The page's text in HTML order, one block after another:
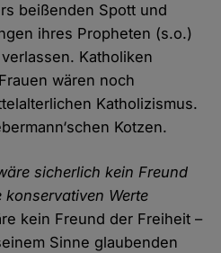
beißenden Spott und
ihres Propheten (s.o.)
Katholiken
wären noch
Katholizismus.
Kotzen.
sicherlich kein Freund
Werte
kein Freund der Freiheit –
Sinne glaubenden